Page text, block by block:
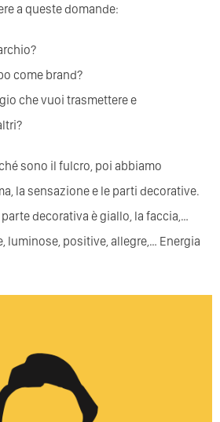
a queste domande:
come brand?
sono il fulcro, poi abbiamo
la sensazione e le parti decorative.
decorativa è giallo, la faccia,…
luminose, positive, allegre,… Energia